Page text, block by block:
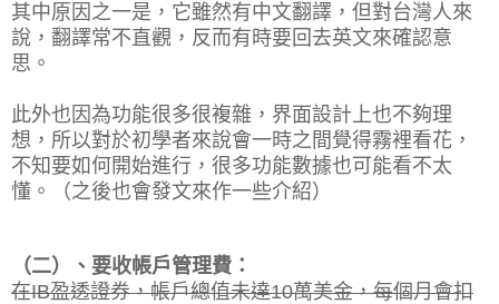
其中原因之一是，它雖然有中文翻譯，但對台灣人來
說，翻譯常不直觀，反而有時要回去英文來確認意
思。
此外也因為功能很多很複雜，界面設計上也不夠理
想，所以對於初學者來說會一時之間覺得霧裡看花，
不知要如何開始進行，很多功能數據也可能看不太
懂。
（之後也會發文來作一些介紹）
（二）、要收帳戶管理費：
在IB盈透證券，帳戶總值未達10萬美金，每個月會扣